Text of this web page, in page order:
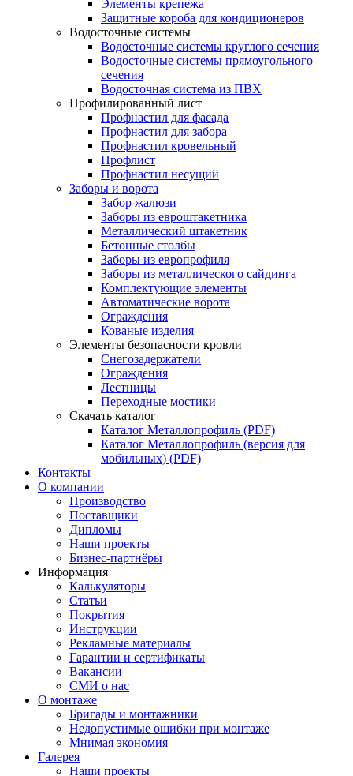
Элементы крепежа
Защитные короба для кондиционеров
Водосточные системы
Водосточные системы круглого сечения
Водосточные системы прямоугольного
сечения
Водосточная система из ПВХ
Профилированный лист
Профнастил для фасада
Профнастил для забора
Профнастил кровельный
Профлист
Профнастил несущий
Заборы и ворота
Забор жалюзи
Заборы из евроштакетника
Металлический штакетник
Бетонные столбы
Заборы из европрофиля
Заборы из металлического сайдинга
Комплектующие элементы
Автоматические ворота
Ограждения
Кованые изделия
Элементы безопасности кровли
Снегозадержатели
Ограждения
Лестницы
Переходные мостики
Скачать каталог
Каталог Металлопрофиль (PDF)
Каталог Металлопрофиль (версия для
мобильных) (PDF)
Контакты
О компании
Производство
Поставщики
Дипломы
Наши проекты
Бизнес-партнёры
Информация
Калькуляторы
Статьи
Покрытия
Инструкции
Рекламные материалы
Гарантии и сертификаты
Вакансии
СМИ о нас
О монтаже
Бригады и монтажники
Недопустимые ошибки при монтаже
Мнимая экономия
Галерея
Наши проекты